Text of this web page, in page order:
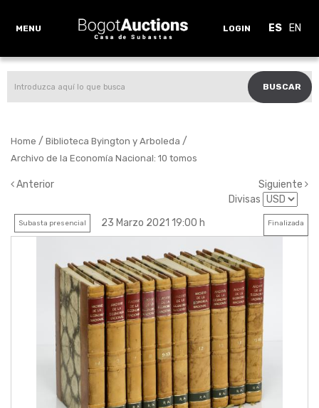
MENU LOGIN ES EN
BUSCAR
Home / Biblioteca Byington y Arboleda /
Archivo de la Economía Nacional: 10 tomos
Anterior
Siguiente
Divisas
Subasta presencial 23 Marzo 2021 19:00 h Finalizada